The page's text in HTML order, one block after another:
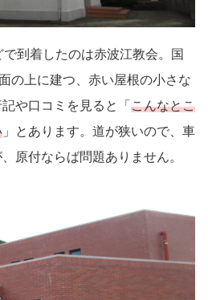
到着したのは赤波江教会。国
の上に建つ、赤い屋根の小さな
や口コミを見ると「 こんなとこ
」とあります。道が狭いので、車
原付ならば問題ありません。